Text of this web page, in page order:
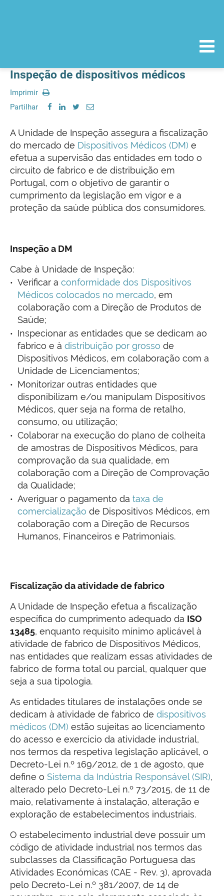
Inspeção de dispositivos médicos
Imprimir
Partilhar
A Unidade de Inspeção assegura a fiscalização
do mercado de Dispositivos Médicos (DM) e
efetua a supervisão das entidades em todo o
circuito de fabrico e de distribuição em
Portugal, com o objetivo de garantir o
cumprimento da legislação em vigor e a
proteção da saúde pública dos consumidores.
Inspeção a DM
Cabe à Unidade de Inspeção:
Verificar a conformidade dos Dispositivos
Médicos colocados no mercado, em
colaboração com a Direção de Produtos de
Saúde;
Inspecionar as entidades que se dedicam ao
fabrico e à distribuição por grosso de
Dispositivos Médicos, em colaboração com a
Unidade de Licenciamentos;
Monitorizar outras entidades que
disponibilizam e/ou manipulam Dispositivos
Médicos, quer seja na forma de retalho,
consumo, ou utilização;
Colaborar na execução do plano de colheita
de amostras de Dispositivos Médicos, para
comprovação da sua qualidade, em
colaboração com a Direção de Comprovação
da Qualidade;
Averiguar o pagamento da taxa de
comercialização de Dispositivos Médicos, em
colaboração com a Direção de Recursos
Humanos, Financeiros e Patrimoniais.
Fiscalização da atividade de fabrico
A Unidade de Inspeção efetua a fiscalização
específica do cumprimento adequado da ISO
13485, enquanto requisito mínimo aplicável à
atividade de fabrico de Dispositivos Médicos,
nas entidades que realizam essas atividades de
fabrico de forma total ou parcial, qualquer que
seja a sua tipologia.
As entidades titulares de instalações onde se
dedicam à atividade de fabrico de dispositivos
médicos (DM) estão sujeitas ao licenciamento
do acesso e exercício da atividade industrial,
nos termos da respetiva legislação aplicável, o
Decreto-Lei n.º 169/2012, de 1 de agosto, que
define o Sistema da Indústria Responsável (SIR),
alterado pelo Decreto-Lei n.º 73/2015, de 11 de
maio, relativamente à instalação, alteração e
exploração de estabelecimentos industriais.
O estabelecimento industrial deve possuir um
código de atividade industrial nos termos das
subclasses da Classificação Portuguesa das
Atividades Económicas (CAE - Rev. 3), aprovada
pelo Decreto-Lei n.º 381/2007, de 14 de